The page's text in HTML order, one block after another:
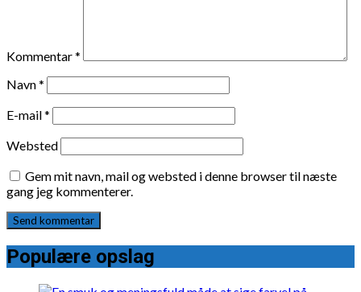
Kommentar*
Navn*
E-mail*
Websted
Gem mit navn, mail og websted i denne browser til næste
gang jeg kommenterer.
Populære opslag